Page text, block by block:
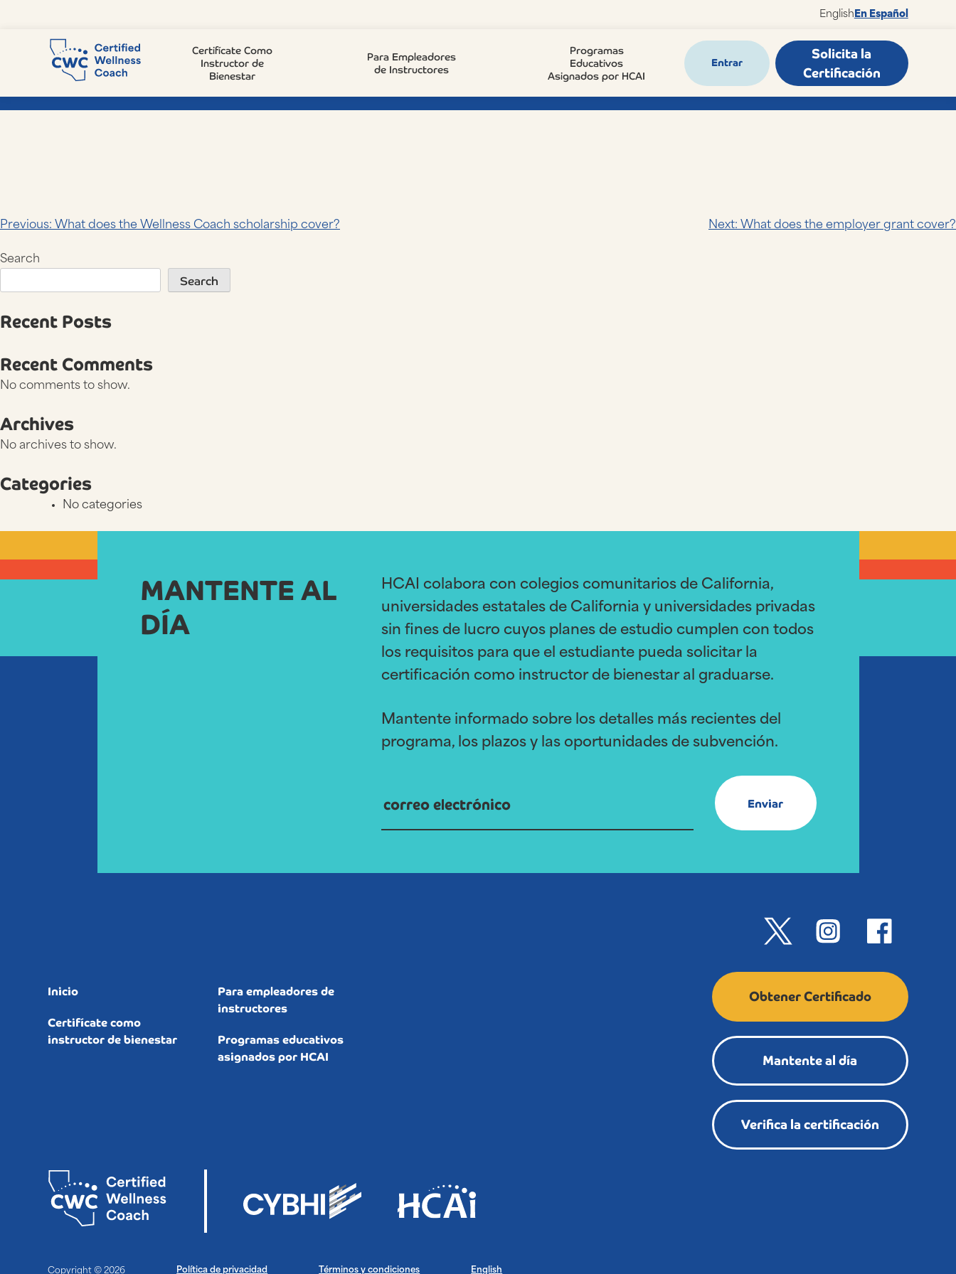
EnglishEn Español
Certifícate Como
Instructor de
Bienestar
Para Empleadores
de Instructores
Programas
Educativos
Asignados por HCAI
Entrar
Solicita la
Certificación
Post
navigation
Previous: What does the Wellness Coach scholarship cover? Next: What does the employer grant cover?
Search
Search
Recent Posts
Recent Comments
No comments to show.
Archives
No archives to show.
Categories
No categories
MANTENTE AL
DÍA
HCAI colabora con colegios comunitarios de California,
universidades estatales de California y universidades privadas
sin fines de lucro cuyos planes de estudio cumplen con todos
los requisitos para que el estudiante pueda solicitar la
certificación como instructor de bienestar al graduarse.
Mantente informado sobre los detalles más recientes del
programa, los plazos y las oportunidades de subvención.
Enviar
Inicio
Certifícate como
instructor de bienestar
Para empleadores de
instructores
Programas educativos
asignados por HCAI
Obtener Certificado
Mantente al día
Verifica la certificación
Copyright © 2026 Política de privacidad Términos y condiciones English